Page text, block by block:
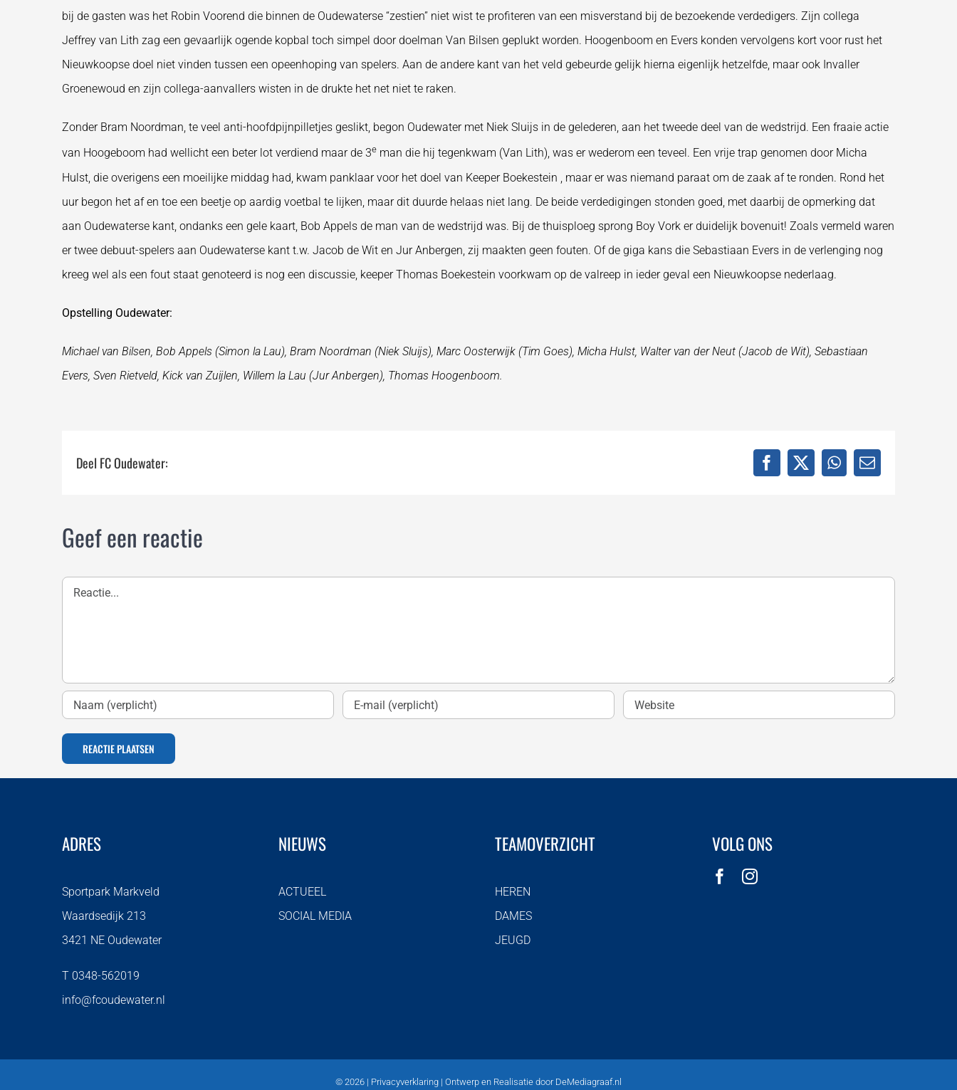
bij de gasten was het Robin Voorend die binnen de Oudewaterse “zestien” niet wist te profiteren van een misverstand bij de bezoekende verdedigers. Zijn collega
Jeffrey van Lith zag een gevaarlijk ogende kopbal toch simpel door doelman Van Bilsen geplukt worden. Hoogenboom en Evers konden vervolgens kort voor rust het
Nieuwkoopse doel niet vinden tussen een opeenhoping van spelers. Aan de andere kant van het veld gebeurde gelijk hierna eigenlijk hetzelfde, maar ook Invaller
Groenewoud en zijn collega-aanvallers wisten in de drukte het net niet te raken.
Zonder Bram Noordman, te veel anti-hoofdpijnpilletjes geslikt, begon Oudewater met Niek Sluijs in de gelederen, aan het tweede deel van de wedstrijd. Een fraaie actie
van Hoogeboom had wellicht een beter lot verdiend maar de 3e man die hij tegenkwam (Van Lith), was er wederom een teveel. Een vrije trap genomen door Micha
Hulst, die overigens een moeilijke middag had, kwam panklaar voor het doel van Keeper Boekestein , maar er was niemand paraat om de zaak af te ronden. Rond het
uur begon het af en toe een beetje op aardig voetbal te lijken, maar dit duurde helaas niet lang. De beide verdedigingen stonden goed, met daarbij de opmerking dat
aan Oudewaterse kant, ondanks een gele kaart, Bob Appels de man van de wedstrijd was. Bij de thuisploeg sprong Boy Vork er duidelijk bovenuit! Zoals vermeld waren
er twee debuut-spelers aan Oudewaterse kant t.w. Jacob de Wit en Jur Anbergen, zij maakten geen fouten. Of de giga kans die Sebastiaan Evers in de verlenging nog
kreeg wel als een fout staat genoteerd is nog een discussie, keeper Thomas Boekestein voorkwam op de valreep in ieder geval een Nieuwkoopse nederlaag.
Opstelling Oudewater:
Michael van Bilsen, Bob Appels (Simon la Lau), Bram Noordman (Niek Sluijs), Marc Oosterwijk (Tim Goes), Micha Hulst, Walter van der Neut (Jacob de Wit), Sebastiaan
Evers, Sven Rietveld, Kick van Zuijlen, Willem la Lau (Jur Anbergen), Thomas Hoogenboom.
Deel FC Oudewater: Facebook
X WhatsApp
E-
Geef een reactie
Reactie
ADRES
Sportpark Markveld
Waardsedijk 213
3421 NE Oudewater
T 0348-562019
info@fcoudewater.nl
NIEUWS
ACTUEEL
SOCIAL MEDIA
TEAMOVERZICHT
HEREN
DAMES
JEUGD
VOLG ONS
© 2026 | Privacyverklaring| Ontwerp en Realisatie doorDeMediagraaf.nl